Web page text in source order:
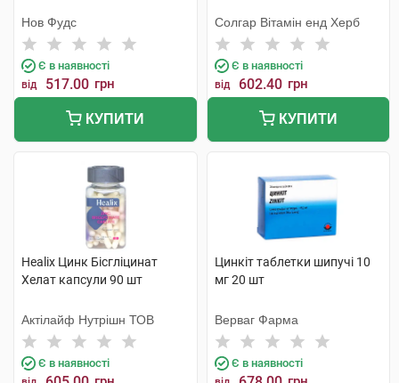
Нов Фудс
Є в наявності
від 517.00 грн
КУПИТИ
Солгар Вітамін енд Херб
Є в наявності
від 602.40 грн
КУПИТИ
Healix Цинк Бісгліцинат
Хелат капсули 90 шт
Актілайф Нутрішн ТОВ
Є в наявності
Цинкіт таблетки шипучі 10
мг 20 шт
Верваг Фарма
Є в наявності